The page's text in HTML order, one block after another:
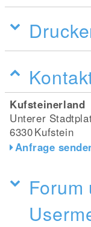
Kufsteinerland
Unterer
6330Kufstein
Anfrage
Forum